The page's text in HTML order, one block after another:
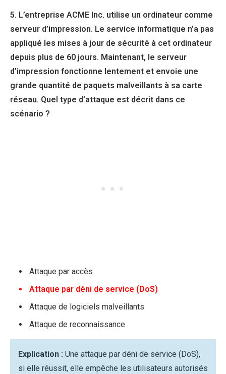
5. L’entreprise ACME Inc. utilise un ordinateur comme
serveur d’impression. Le service informatique n’a pas
appliqué les mises à jour de sécurité à cet ordinateur
depuis plus de 60 jours. Maintenant, le serveur
d’impression fonctionne lentement et envoie une
grande quantité de paquets malveillants à sa carte
réseau. Quel type d’attaque est décrit dans ce
scénario ?
Attaque par accès
Attaque par déni de service (DoS)
Attaque de logiciels malveillants
Attaque de reconnaissance
Explication : Une attaque par déni de service (DoS),
si elle réussit, elle empêche les utilisateurs autorisés